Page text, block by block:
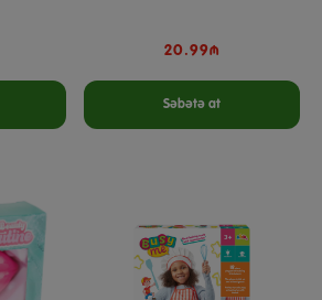
20.99₼
Səbətə at